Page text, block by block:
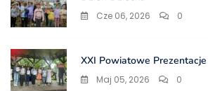
Cze 06, 2026 0
XXI Powiatowe
Maj 05, 2026 0